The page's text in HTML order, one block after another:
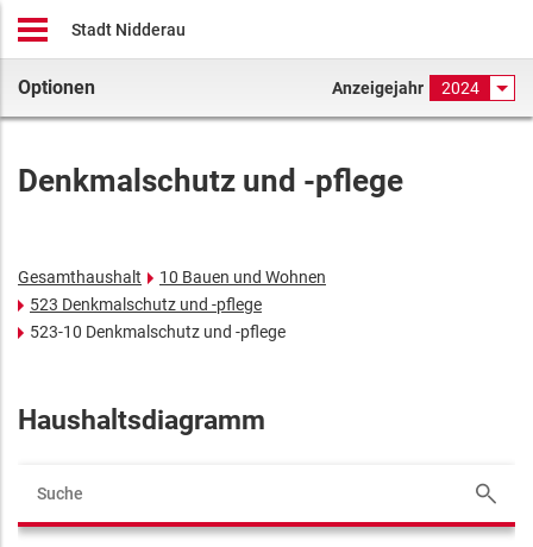
Stadt Nidderau
Optionen Anzeigejahr 2024
Denkmalschutz und -pflege
Gesamthaushalt
10 Bauen und Wohnen
523 Denkmalschutz und -pflege
523-10 Denkmalschutz und -pflege
Haushaltsdiagramm